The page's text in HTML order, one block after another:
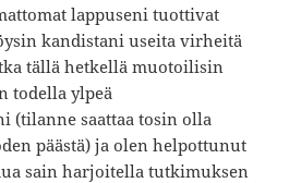
lappuseni tuottivat
kandistani useita virheitä
tällä hetkellä muotoilisin
todella ylpeä
(tilanne saattaa tosin olla
päästä) ja olen helpottunut
sain harjoitella tutkimuksen